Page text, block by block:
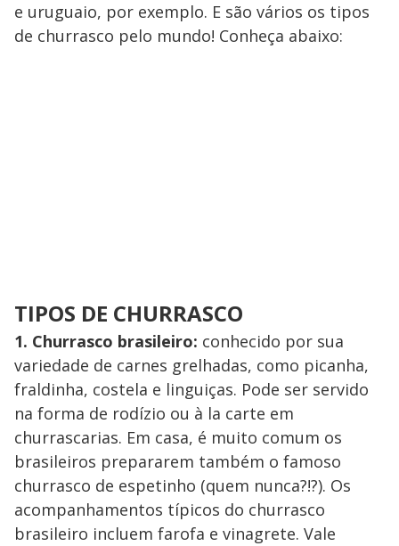
e uruguaio, por exemplo. E são vários os tipos
de churrasco pelo mundo! Conheça abaixo:
TIPOS DE CHURRASCO
1. Churrasco brasileiro: conhecido por sua
variedade de carnes grelhadas, como picanha,
fraldinha, costela e linguiças. Pode ser servido
na forma de rodízio ou à la carte em
churrascarias. Em casa, é muito comum os
brasileiros prepararem também o famoso
churrasco de espetinho (quem nunca?!?). Os
acompanhamentos típicos do churrasco
brasileiro incluem farofa e vinagrete. Vale